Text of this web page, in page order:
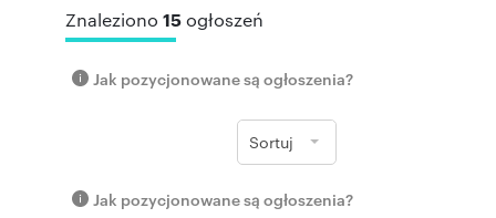
Znaleziono 15ogłoszeń
Jak pozycjonowane są ogłoszenia?
Sortuj
Jak pozycjonowane są ogłoszenia?